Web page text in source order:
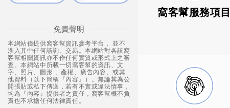
免責聲明
本網站僅提供窩客幫資訊參考平台， 並不
涉入其中任何諮詢、交易。本網站對各該窩
客幫相關資訊亦不作任何實質或形式上之審
查。本網站中所載一切窩客幫的資訊、文
字、照片、圖形 、產權、廣告內容、或其
他資料（以下簡稱『內容』）。無論其為公
開張貼或私下傳送，若有不實或違法情事，
均為『內容』提供者之責任，窩客幫概不負
責也不承擔任何法律責任。
窩客幫服務項目